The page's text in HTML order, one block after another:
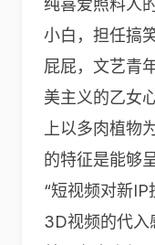
纯喜爱照料人
小白，担任搞
屁屁，文艺青
美主义的乙女
上以多肉植物
的特征是能够
“短视频对新
3D视频的代入